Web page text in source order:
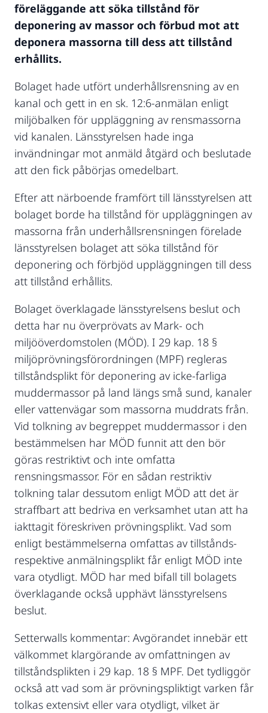
föreläggande att söka tillstånd för
deponering av massor och förbud mot att
deponera massorna till dess att tillstånd
erhållits.
Bolaget hade utfört underhållsrensning av en
kanal och gett in en sk. 12:6-anmälan enligt
miljöbalken för uppläggning av rensmassorna
vid kanalen. Länsstyrelsen hade inga
invändningar mot anmäld åtgärd och beslutade
att den fick påbörjas omedelbart.
Efter att närboende framfört till länsstyrelsen att
bolaget borde ha tillstånd för uppläggningen av
massorna från underhållsrensningen förelade
länsstyrelsen bolaget att söka tillstånd för
deponering och förbjöd uppläggningen till dess
att tillstånd erhållits.
Bolaget överklagade länsstyrelsens beslut och
detta har nu överprövats av Mark- och
miljööverdomstolen (MÖD). I 29 kap. 18 §
miljöprövningsförordningen (MPF) regleras
tillståndsplikt för deponering av icke-farliga
muddermassor på land längs små sund, kanaler
eller vattenvägar som massorna muddrats från.
Vid tolkning av begreppet muddermassor i den
bestämmelsen har MÖD funnit att den bör
göras restriktivt och inte omfatta
rensningsmassor. För en sådan restriktiv
tolkning talar dessutom enligt MÖD att det är
straffbart att bedriva en verksamhet utan att ha
iakttagit föreskriven prövningsplikt. Vad som
enligt bestämmelserna omfattas av tillstånds-
respektive anmälningsplikt får enligt MÖD inte
vara otydligt. MÖD har med bifall till bolagets
överklagande också upphävt länsstyrelsens
beslut.
Setterwalls kommentar: Avgörandet innebär ett
välkommet klargörande av omfattningen av
tillståndsplikten i 29 kap. 18 § MPF. Det tydliggör
också att vad som är prövningspliktigt varken får
tolkas extensivt eller vara otydligt, vilket är